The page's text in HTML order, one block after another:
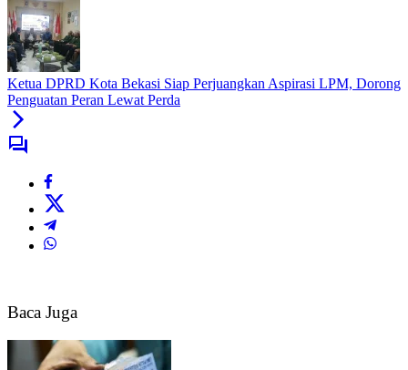
Ketua DPRD Kota Bekasi Siap Perjuangkan Aspirasi LPM, Dorong
Penguatan Peran Lewat Perda
Baca Juga